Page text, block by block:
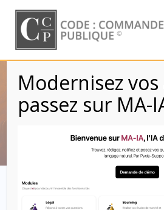
to
content
Modernisez vos
passez sur MA-